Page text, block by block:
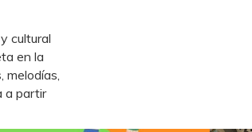
cultural
en la
melodías,
a partir